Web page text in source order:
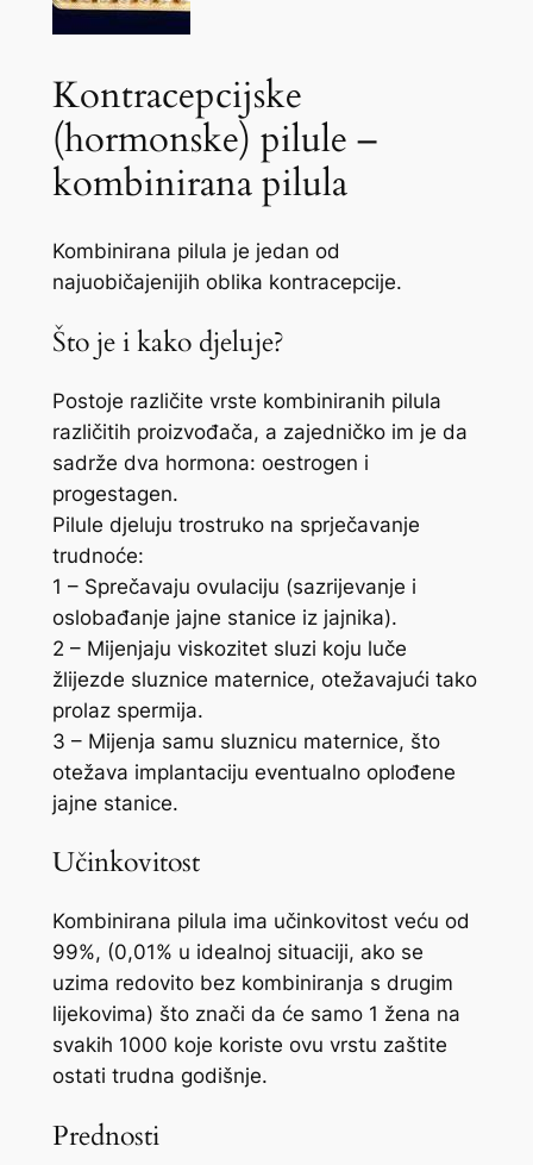
Kontracepcijske
(hormonske) pilule –
kombinirana pilula
Kombinirana pilula je jedan od
najuobičajenijih oblika kontracepcije.
Što je i kako djeluje?
Postoje različite vrste kombiniranih pilula
različitih proizvođača, a zajedničko im je da
sadrže dva hormona: oestrogen i
progestagen.
Pilule djeluju trostruko na sprječavanje
trudnoće:
1 – Sprečavaju ovulaciju (sazrijevanje i
oslobađanje jajne stanice iz jajnika).
2 – Mijenjaju viskozitet sluzi koju luče
žlijezde sluznice maternice, otežavajući tako
prolaz spermija.
3 – Mijenja samu sluznicu maternice, što
otežava implantaciju eventualno oplođene
jajne stanice.
Učinkovitost
Kombinirana pilula ima učinkovitost veću od
99%, (0,01% u idealnoj situaciji, ako se
uzima redovito bez kombiniranja s drugim
lijekovima) što znači da će samo 1 žena na
svakih 1000 koje koriste ovu vrstu zaštite
ostati trudna godišnje.
Prednosti